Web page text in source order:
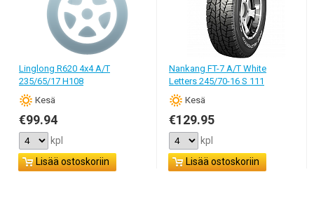
Linglong R620 4x4 A/T
235/65/17 H108
Кesä
€99.94
kpl
Lisää ostoskoriin
Nankang FT-7 A/T White
Letters 245/70-16 S 111
Кesä
€129.95
kpl
Lisää ostoskoriin